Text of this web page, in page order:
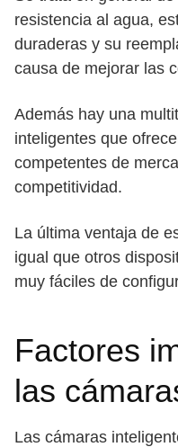
resistencia al agua,
duraderas y su
causa de mejorar las
Además hay una
inteligentes que
competentes de
competitividad.
La última ventaja de
igual que otros
muy fáciles de
Factores
las
Las cámaras